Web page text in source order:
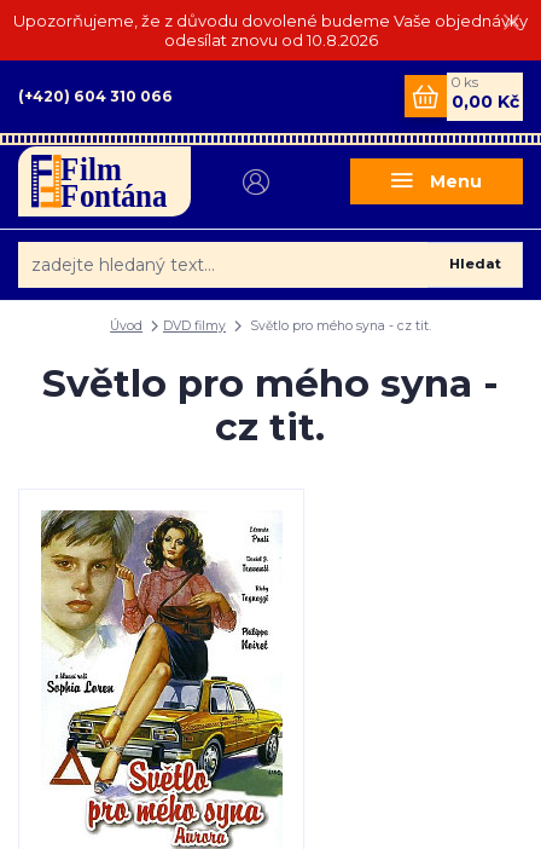
Upozorňujeme, že z důvodu dovolené budeme Vaše objednávky
odesílat znovu od 10.8.2026
Menu
Hledat
(+420) 604 310 066
0 ks
0,00 Kč
Úvod DVD filmy Světlo pro mého syna - cz tit.
Světlo pro mého syna -
cz tit.